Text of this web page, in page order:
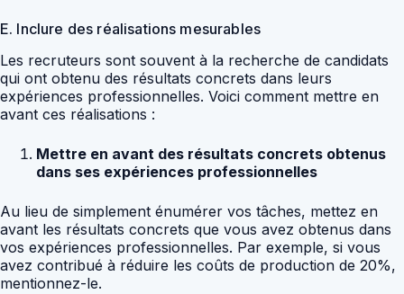
E. Inclure des réalisations mesurables
Les recruteurs sont souvent à la recherche de candidats
qui ont obtenu des résultats concrets dans leurs
expériences professionnelles. Voici comment mettre en
avant ces réalisations :
Mettre en avant des résultats concrets obtenus
dans ses expériences professionnelles
Au lieu de simplement énumérer vos tâches, mettez en
avant les résultats concrets que vous avez obtenus dans
vos expériences professionnelles. Par exemple, si vous
avez contribué à réduire les coûts de production de 20%,
mentionnez-le.